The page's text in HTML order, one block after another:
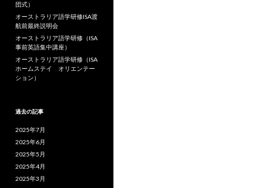
団式）
オーストラリア語学研修ISA渡
航前最終説明会
オーストラリア語学研修（ISA
事前英語集中講座）
オーストラリア語学研修（ISA
ホームステイ オリエンテー
ション）
過去の記事
2025年7月
2025年6月
2025年5月
2025年4月
2025年3月